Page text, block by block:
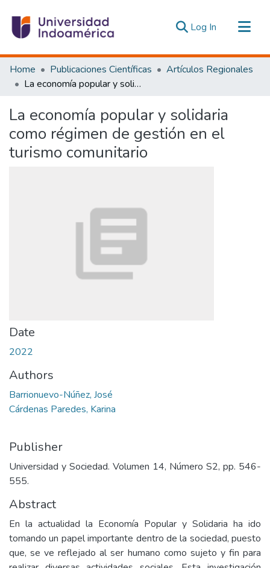
Log In (current)
Communities & Collections
All of DSpace
Estadísticas Externas
Home Publicaciones Científicas
Artículos Regionales
La economía popular y solidaria como régimen de gestión en el turismo comunitario
La economía popular y solidaria
como régimen de gestión en el
turismo comunitario
Date
2022
Authors
Barrionuevo-Núñez, José
Cárdenas Paredes, Karina
Publisher
Universidad y Sociedad. Volumen 14, Número S2, pp. 546-
555.
Abstract
En la actualidad la Economía Popular y Solidaria ha ido
tomando un papel importante dentro de la sociedad, puesto
que, se ve reflejado al ser humano como sujeto y fin para